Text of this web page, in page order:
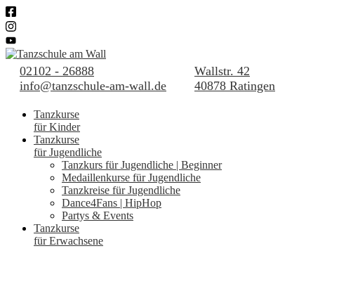
02102 - 26888
info@tanzschule-am-wall.de
Wallstr. 42
40878 Ratingen
Tanzkurse
für Kinder
Tanzkurse
für Jugendliche
Tanzkurs für Jugendliche | Beginner
Medaillenkurse für Jugendliche
Tanzkreise für Jugendliche
Dance4Fans | HipHop
Partys & Events
Tanzkurse
für Erwachsene